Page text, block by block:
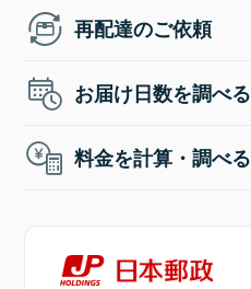
再配達のご依頼
お届け日数を調べる
料金を計算・調べる